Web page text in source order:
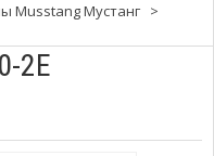
Musstang Мустанг >
2E